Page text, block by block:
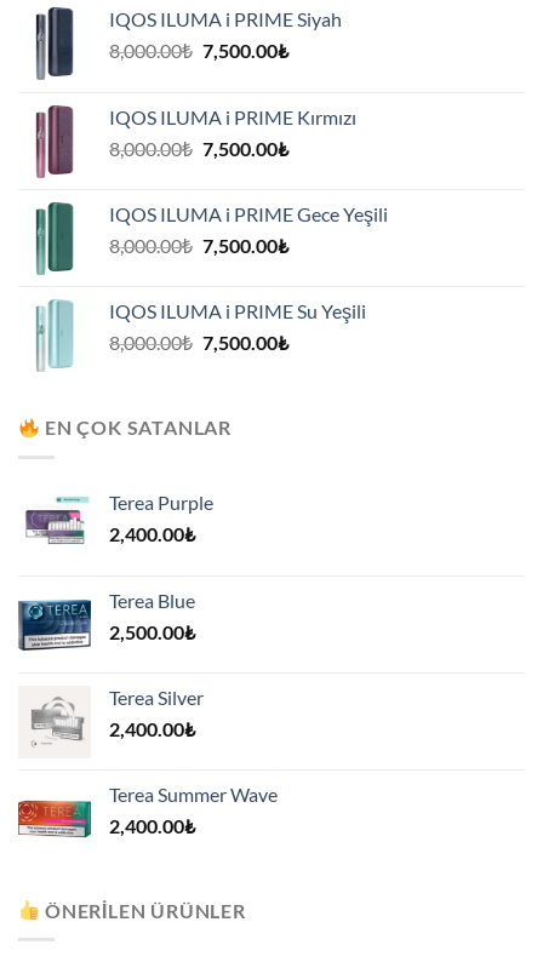
IQOS ILUMA i PRIME Siyah
8,000.00₺ Orijinal
7,500.00₺Şu
7,500.00₺.
IQOS ILUMA i PRIME Kırmızı
8,000.00₺ Orijinal
7,500.00₺Şu
7,500.00₺.
IQOS ILUMA i PRIME Gece Yeşili
8,000.00₺ Orijinal
7,500.00₺Şu
7,500.00₺.
IQOS ILUMA i PRIME Su Yeşili
8,000.00₺ Orijinal
7,500.00₺Şu
EN ÇOK SATANLAR
Terea Purple
2,400.00₺
Terea Blue
2,500.00₺
Terea Silver
2,400.00₺
Terea Summer Wave
2,400.00₺
ÖNERILEN ÜRÜNLER